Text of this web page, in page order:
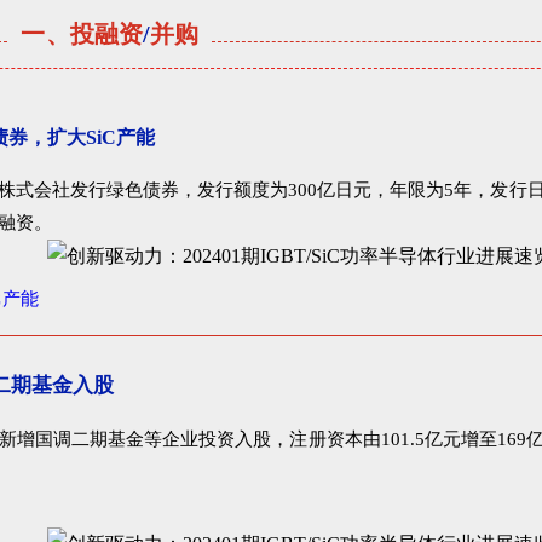
一、投融资/并购
券，扩大SiC产能
式会社发行绿色债券，发行额度为300亿日元，年限为5年，发
资。
能
期基金入股
增国调二期基金等企业投资入股，注册资本由101.5亿元增至169